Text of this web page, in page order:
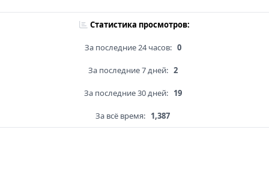
Статистика просмотров:
За последние 24 часов: 0
За последние 7 дней: 2
За последние 30 дней: 19
За всё время: 1,387